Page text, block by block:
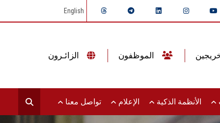
English
الأنظمة الذكية الإعلام تواصل معنا